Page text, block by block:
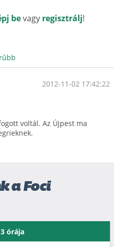
bevagy regisztrálj!
2012-11-02 17:42:22
voltál. Az Újpest ma
a Foci
3 órája